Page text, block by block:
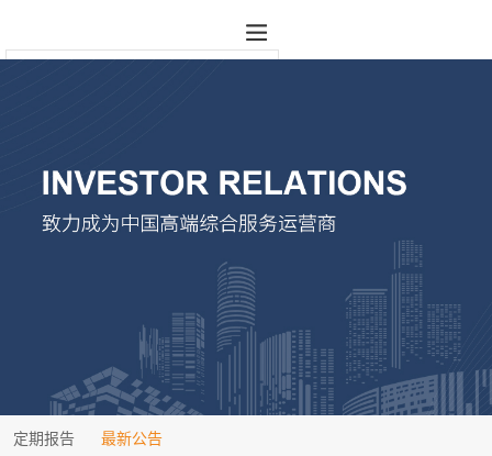
定期报告 最新公告